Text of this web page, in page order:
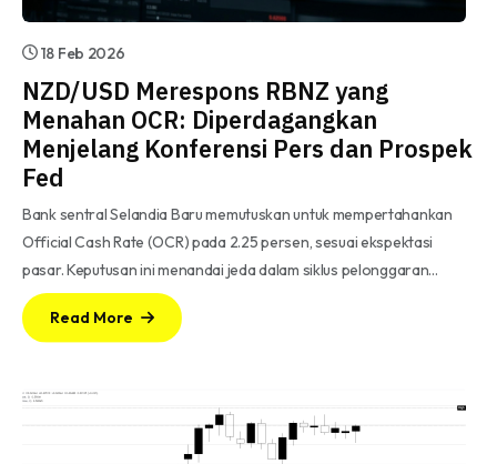
18 Feb 2026
NZD/USD Merespons RBNZ yang
Menahan OCR: Diperdagangkan
Menjelang Konferensi Pers dan Prospek
Fed
Bank sentral Selandia Baru memutuskan untuk mempertahankan
Official Cash Rate (OCR) pada 2.25 persen, sesuai ekspektasi
pasar. Keputusan ini menandai jeda dalam siklus pelonggaran…
Read More